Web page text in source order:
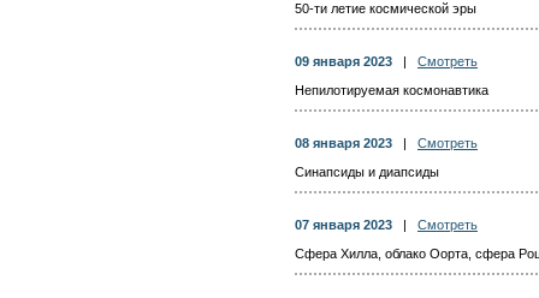
50-ти летие космической эры
09 января 2023
Смотреть
Непилотируемая космонавтика
08 января 2023
Смотреть
Синапсиды и диапсиды
07 января 2023
Смотреть
Сфера Хилла, облако Оорта, сфера